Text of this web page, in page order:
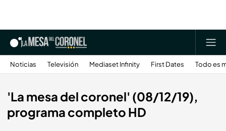
Noticias Televisión Mediaset Infinity First Dates Todo es
'La mesa del coronel' (08/12/19),
programa completo HD